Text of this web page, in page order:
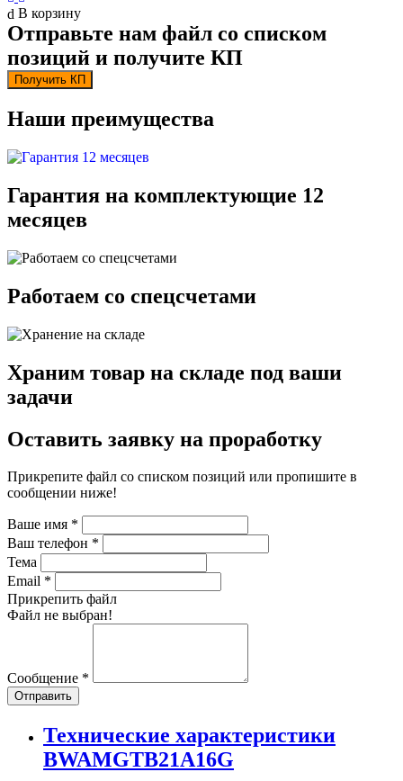
В корзину
Отправьте нам файл со списком
позиций и получите КП
Получить КП
Наши преимущества
Гарантия на комплектующие 12
месяцев
Работаем со спецсчетами
Храним товар на складе под ваши
задачи
Оставить заявку на проработку
Прикрепите файл со списком позиций или пропишите в
сообщении ниже!
Ваше имя *
Ваш телефон *
Тема
Email *
Прикрепить файл
Файл не выбран!
Сообщение *
Отправить
Технические характеристики
BWAMGTB21A16G